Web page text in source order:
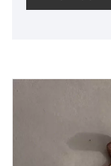
әкелген